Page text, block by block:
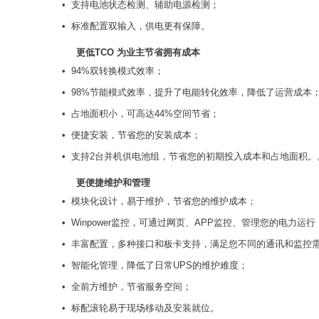
• 支持电池状态检测、辅助电源检测；
• 标准配置双输入，供电更有保障。
更低TCO 为业主节省拥有成本
• 94%双转换模式效率；
• 98%节能模式效率，提升了电能转化效率，降低了运营成本；
• 占地面积小，可高达44%空间节省；
• 便捷安装，节省您的安装成本；
• 支持2台并机供电池组，节省您的初期投入成本和占地面积。
更便捷维护和管理
• 模块化设计，易于维护，节省您的维护成本；
• Winpower监控，可通过网页、APP监控、管理您的电力运行
• 丰富配置，多种接口和板卡支持，满足您不同的通讯和监控
• 智能化管理，降低了日常UPS的维护难度；
• 全前方维护，节省服务空间；
• 标配滚轮易于现场移动及安装就位。